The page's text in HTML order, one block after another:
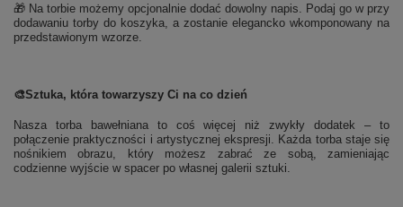
🎁 Na torbie możemy opcjonalnie dodać dowolny napis. Podaj go w przy
dodawaniu torby do koszyka, a zostanie elegancko wkomponowany na
przedstawionym wzorze.
🎨Sztuka, która towarzyszy Ci na co dzień
Nasza torba bawełniana to coś więcej niż zwykły dodatek – to
połączenie praktyczności i artystycznej ekspresji. Każda torba staje się
nośnikiem obrazu, który możesz zabrać ze sobą, zamieniając
codzienne wyjście w spacer po własnej galerii sztuki.